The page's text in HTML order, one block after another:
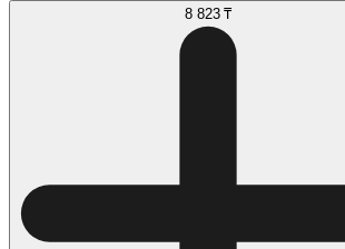
8 823 ₸